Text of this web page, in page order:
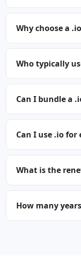
Why choose a
Who typically
Can I bundle a
Can I use .io for
What is the
How many